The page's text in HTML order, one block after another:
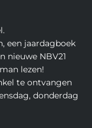
een jaardagboek
nieuwe NBV21
lezen!
te ontvangen
donderdag